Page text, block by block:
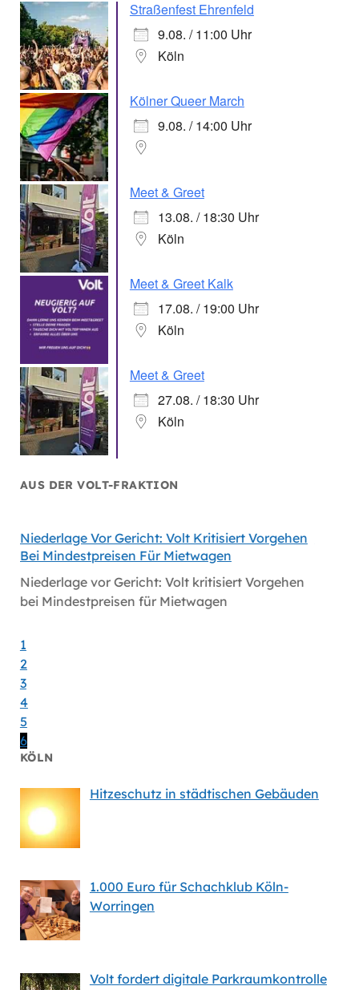
Straßenfest Ehrenfeld
9.08. / 11:00 Uhr
Köln
Kölner Queer March
9.08. / 14:00 Uhr
Meet & Greet
13.08. / 18:30 Uhr
Köln
Meet & Greet Kalk
17.08. / 19:00 Uhr
Köln
Meet & Greet
27.08. / 18:30 Uhr
Köln
AUS DER VOLT-FRAKTION
Niederlage Vor Gericht: Volt Kritisiert Vorgehen
Bei Mindestpreisen Für Mietwagen
Niederlage vor Gericht: Volt kritisiert Vorgehen
bei Mindestpreisen für Mietwagen
1
2
3
4
5
6
KÖLN
Hitzeschutz in städtischen Gebäuden
1.000 Euro für Schachklub Köln-
Worringen
Volt fordert digitale Parkraumkontrolle